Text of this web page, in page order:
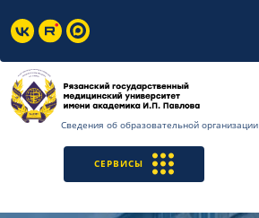
Сведения об образовательной организации
СЕРВИСЫ